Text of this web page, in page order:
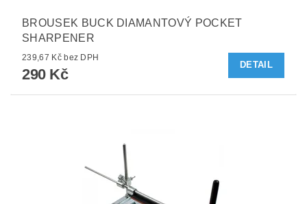
BROUSEK BUCK DIAMANTOVÝ POCKET
SHARPENER
239,67 Kč bez DPH
290 Kč
DETAIL